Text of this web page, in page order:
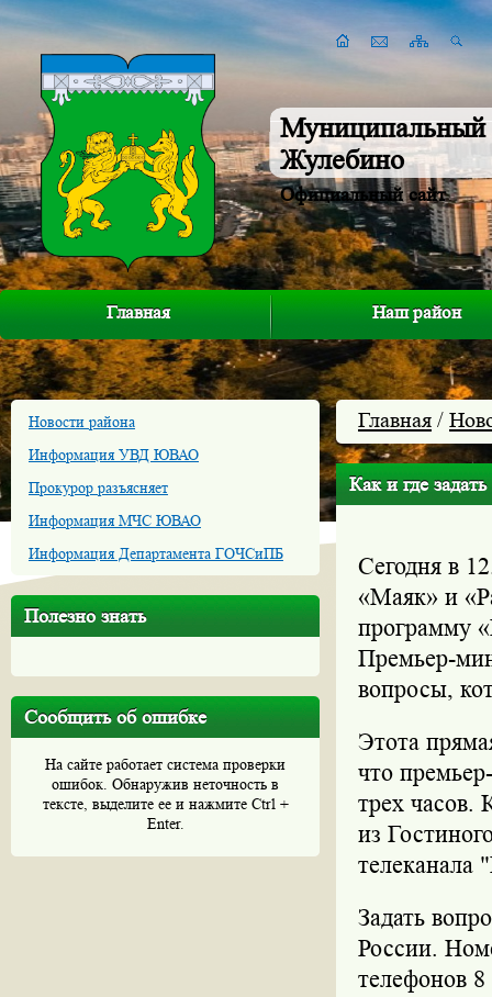
Муниципальный
Жулебино
Официальный сайт
Главная Наш район
Новости района
Информация УВД ЮВАО
Прокурор разъясняет
Информация МЧС ЮВАО
Информация Департамента ГОЧСиПБ
Полезно знать
Сообщить об ошибке
На сайте работает система проверки
ошибок. Обнаружив неточность в
тексте, выделите ее и нажмите Ctrl +
Enter.
Главная /
Как и где
Сегодня в
«Маяк» и
программу
Премьер-
вопросы,
Этота
что
трех часов.
из
Задать
России.
телефонов